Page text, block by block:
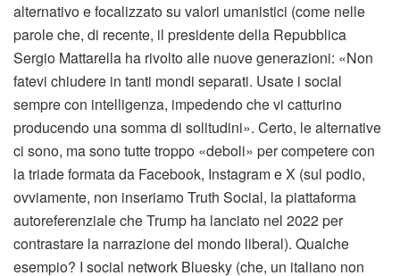
alternativo e focalizzato su valori umanistici (come nelle
parole che, di recente, il presidente della Repubblica
Sergio Mattarella ha rivolto alle nuove generazioni: «Non
fatevi chiudere in tanti mondi separati. Usate i social
sempre con intelligenza, impedendo che vi catturino
producendo una somma di solitudini». Certo, le alternative
ci sono, ma sono tutte troppo «deboli» per competere con
la triade formata da Facebook, Instagram e X (sul podio,
ovviamente, non inseriamo Truth Social, la piattaforma
autoreferenziale che Trump ha lanciato nel 2022 per
contrastare la narrazione del mondo liberal). Qualche
esempio? I social network Bluesky (che, un italiano non